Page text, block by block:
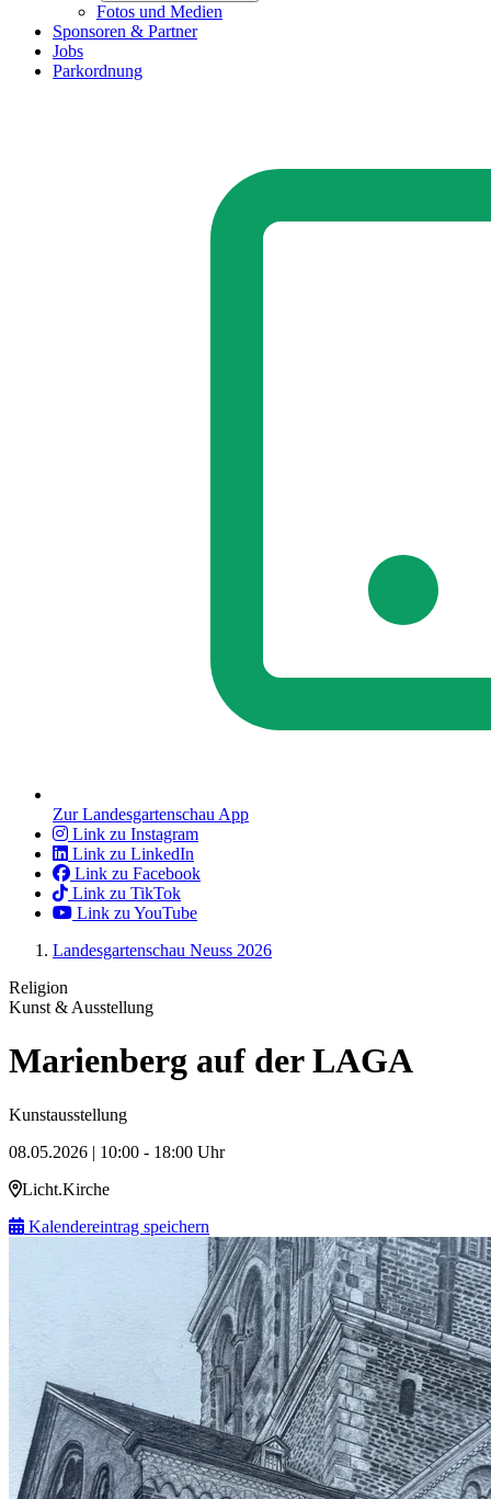
Fotos und Medien
Sponsoren & Partner
Jobs
Parkordnung
Zur Landesgartenschau App
Link zu Instagram
Link zu LinkedIn
Link zu Facebook
Link zu TikTok
Link zu YouTube
Landesgartenschau Neuss 2026
Religion
Kunst & Ausstellung
Marienberg auf der LAGA
Kunstausstellung
08.05.2026 | 10:00 - 18:00 Uhr
Licht.Kirche
Kalendereintrag speichern